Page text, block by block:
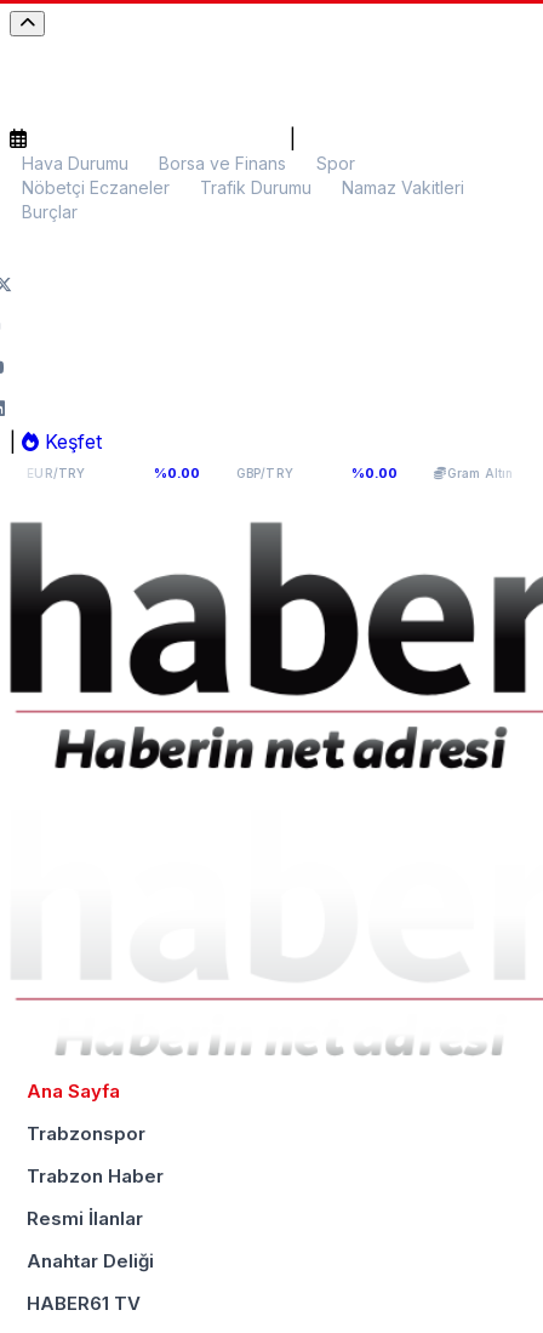
Hava Durumu Borsa ve Finans
Spor
Nöbetçi Eczaneler
Trafik Durumu
Namaz Vakitleri
Burçlar
Keşfet
55,1066 %0.00 GBP/TRY 64,291 %0.00 Gram Altın 6.096,95
Ana Sayfa
Trabzonspor
Trabzon Haber
Resmi İlanlar
Anahtar Deliği
HABER61 TV